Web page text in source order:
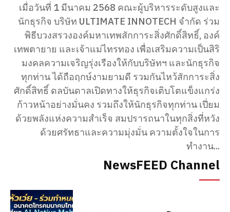
เมื่อวันที่ 1 มีนาคม 2568 คณะผู้บริหารระดับสูงและ
นักธุรกิจ บริษัท ULTIMATE INNOTECH จำกัด ร่วม
พิธีบวงสรวงองค์มหาเทพสักการะสิ่งศักดิ์สิทธิ์, องค์
เทพตายาย และเจ้าแม่ไทรทอง เพื่อเสริมความเป็นสิริ
มงคลความเจริญรุ่งเรืองให้กับบริษัทฯ และนักธุรกิจ
ทุกท่าน ได้ถือฤกษ์งามยามดี รวมกันไหว้สักการะสิ่ง
ศักดิ์สิทธิ์ ดลบันดาลเปิดทางให้ธุรกิจเติบโตแข็งแกร่ง
ก้าวหน้าอย่างมั่นคง รวมถึงให้นักธุรกิจทุกท่าน เปี่ยม
ด้วยพลังแห่งความสำเร็จ สมปรารถนาในทุกสิ่งที่หวัง
ด้วยศรัทธาและความมุ่งมั่น ความตั้งใจในการ
ทำงาน...
NewsFEED Channel